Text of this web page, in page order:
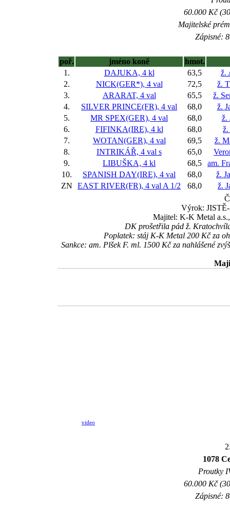
60.000 Kč
Majitelské
Zápisné:
poř. jméno koně
hmot.
1.
DAJUKA, 4 kl 63,5
ž.
2.
NICK(GER*), 4 val 72,5
ž.
3.
ARARAT, 4 val 65,5
ž.
4.
SILVER PRINCE(FR), 4 val 68,0
ž.
5.
MR SPEX(GER), 4 val 68,0
ž.
6.
FIFINKA(IRE), 4 kl 68,0
7.
WOTAN(GER), 4 val 69,5
ž.
8.
INTRIKÁŘ, 4 val s 65,0
9.
LIBUŠKA, 4 kl 68,5
am.
10.
SPANISH DAY(IRE), 4 val 68,0
ž.
ZN
EAST RIVER(FR), 4 val A 1/2 68,0
ž.
Výrok: JISTĚ-
Majitel: K-K Metal
DK prošetřila pád ž.
Poplatek: stáj K-K Metal 200 Kč za
Sankce: am. Plšek F. ml. 1500 Kč za nahlášené
video
1078
Proutky
60.000 Kč
Zápisné: